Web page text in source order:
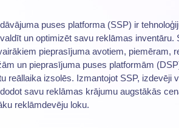
puses platforma (SSP) ir
un optimizēt savu reklāmas inventāru.
pieprasījuma avotiem, piemēram,
un pieprasījuma puses platformām
reāllaika izsolēs. Izmantojot SSP, izdevēji
savu reklāmas krājumu augstākās
reklāmdevēju loku.